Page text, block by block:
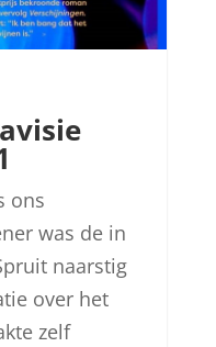
ons
was de in
naarstig
over het
zelf